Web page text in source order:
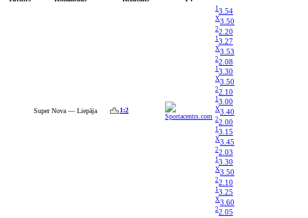
Super Nova — Liepāja 1:2
13.54
X3.50
22.20
13.27
X3.53
22.08
13.30
X3.50
22.10
13.00
X3.40
22.00
13.15
X3.45
22.03
13.30
X3.50
22.10
13.25
X3.60
22.05